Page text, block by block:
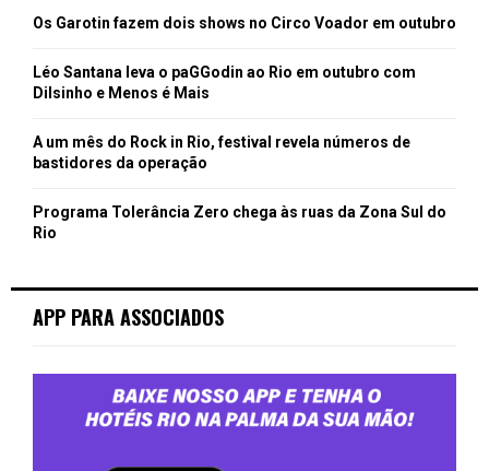
Os Garotin fazem dois shows no Circo Voador em outubro
Léo Santana leva o paGGodin ao Rio em outubro com
Dilsinho e Menos é Mais
A um mês do Rock in Rio, festival revela números de
bastidores da operação
Programa Tolerância Zero chega às ruas da Zona Sul do
Rio
APP PARA ASSOCIADOS